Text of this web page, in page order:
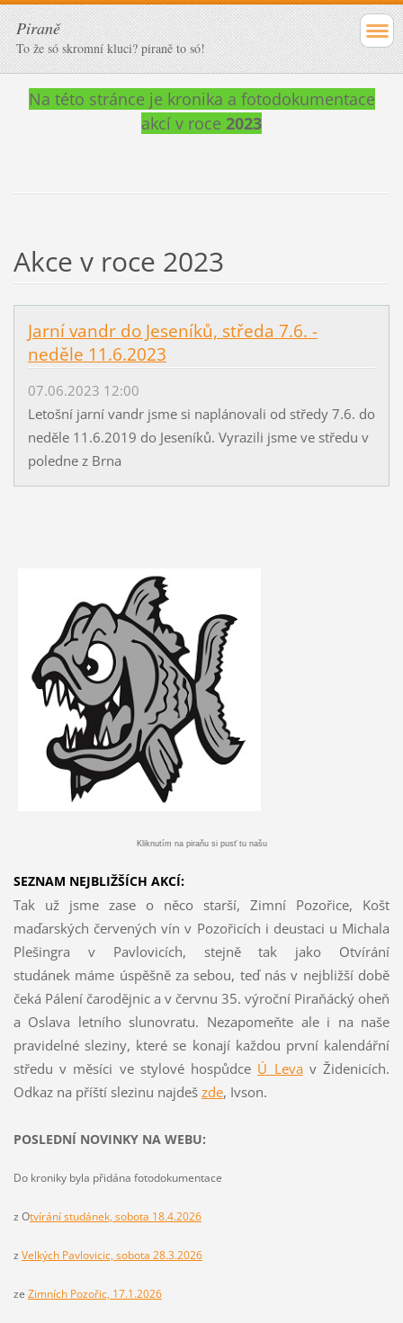
Piraně
To že só skromní kluci? piraně to só!
Na této stránce je kronika a fotodokumentace
akcí v roce 2023
Akce v roce 2023
Jarní vandr do Jeseníků, středa 7.6. -
neděle 11.6.2023
07.06.2023 12:00
Letošní jarní vandr jsme si naplánovali od středy 7.6. do
neděle 11.6.2019 do Jeseníků. Vyrazili jsme ve středu v
poledne z Brna
Kliknutím na piraňu si pusť tu našu
SEZNAM NEJBLIŽŠÍCH AKCÍ:
Tak už jsme zase o něco starší, Zimní Pozořice, Košt
maďarských červených vín v Pozořicích i deustaci u Michala
Plešingra v Pavlovicích, stejně tak jako Otvírání
studánek máme úspěšně za sebou, teď nás v nejbližší době
čeká Pálení čarodějnic a v červnu 35. výroční Piraňácký oheň
a Oslava letního slunovratu. Nezapomeňte ale i na naše
pravidelné sleziny, které se konají každou první kalendářní
středu v měsíci ve stylové hospůdce Ú Levav Židenicích.
Odkaz na příští slezinu najdeš zde, Ivson.
POSLEDNÍ NOVINKY NA WEBU:
Do kroniky byla přidána fotodokumentace
z Otvírání studánek, sobota 18.4.2026
z Velkých Pavlovicic, sobota 28.3.2026
ze Zimních Pozořic, 17.1.2026